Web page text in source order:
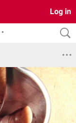
Log in